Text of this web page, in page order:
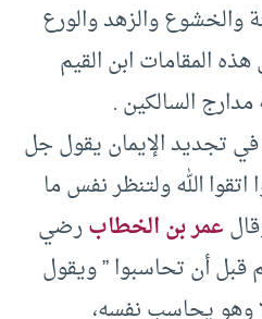
والخشوع والزهد والورع
المقامات ابن القيم
السالكين .
تجديد الإيمان يقول جل
اتقوا الله ولتنظر نفس ما
عمر بن الخطابرضي
قبل أن تحاسبوا ” ويقول
وهو يحاسب نفسه،